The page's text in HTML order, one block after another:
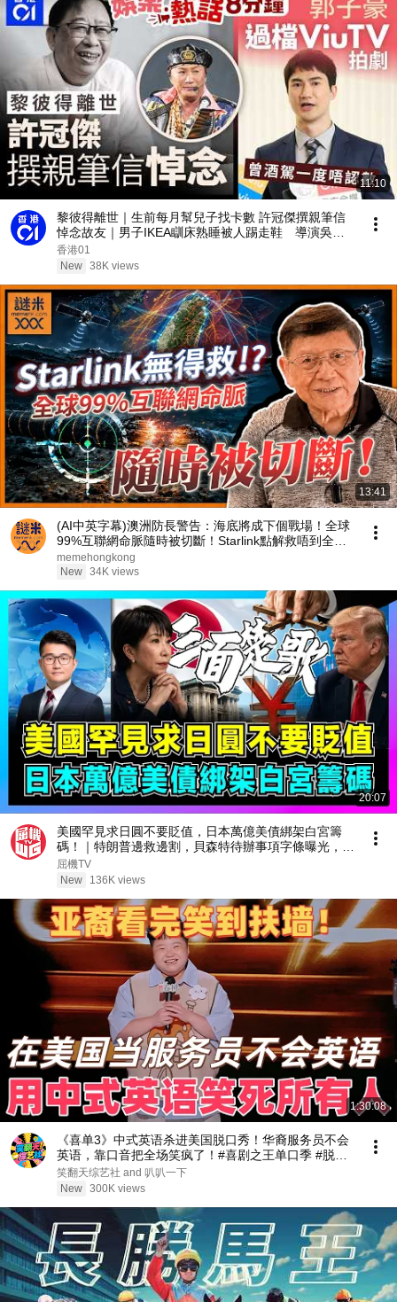
11:10
黎彼得離世｜生前每月幫兒子找卡數 許冠傑撰親筆信
悼念故友｜男子IKEA瞓床熟睡被人踢走鞋 導演吳煒
倫直擊：赤腳搵唔到好陰功｜今日娛樂熱話｜01娛樂
｜01熱話｜黎彼得｜許冠傑｜2026年8月6日
香港01
New 38K views
13:41
(AI中英字幕)澳洲防長警告：海底將成下個戰場！全球
99%互聯網命脈隨時被切斷！Starlink點解救唔到全球
網絡？《蕭若元：蕭氏新聞台》2026-08-06
memehongkong
New 34K views
20:07
美國罕見求日圓不要貶值，日本萬億美債綁架白宮籌
碼！｜特朗普邊救邊割，貝森特待辦事項字條曝光，高
市早苗的三面楚歌！【屈機觀察 EP401】
屈機TV
New
136K views
1:30:08
《喜单3》中式英语杀进美国脱口秀！华裔服务员不会
英语，靠口音把全场笑疯了！#喜剧之王单口季 #脱口
秀 #搞笑 #喜剧 #funny #综艺
笑翻天综艺社 and 叭叭一下
New 300K views